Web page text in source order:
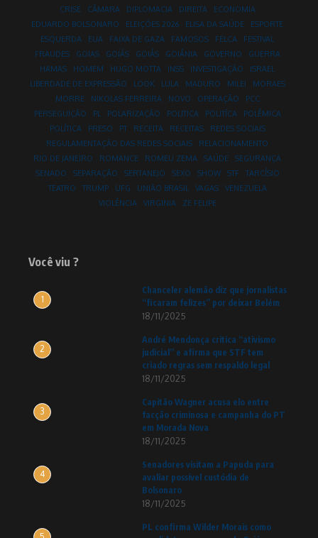
CRISE
CÂMARA DIPLOMACIA DIREITA
ECONOMIA
EDUARDO BOLSONARO
ELEIÇÕES 2026 ELISA DA SAÚDE
ESPORTE
ESQUERDA
EUA FAIXA DE GAZA FAMOSOS FELCA
FESTIVAL
FRAUDES
GOIAS GOIÁS GOIÁS GOIÂNIA GOVERNO
GUERRA
HAMAS
HOMEM HUGO MOTTA INSS INVESTIGAÇÃO
ISRAEL
LIBERDADE DE EXPRESSÃO
LOOK LULA MADURO MILEI
MORAES
MORRE
NIKOLAS FERREIRA NOVO OPERAÇÃO
PCC
PERSEGUIÇÃO
PL POLARIZAÇÃO POLITICA POLITÍCA
POLÊMICA
POLÍTICA
PRESO PT RECEITA RECEITAS
REDES SOCIAIS
REGULAMENTAÇÃO DAS REDES SOCIAIS
RELACIONAMENTO
RIO DE JANEIRO
ROMANCE ROMEU ZEMA SAÚDE
SEGURANÇA
SENADO
SEPARAÇÃO SERTANEJO SEXO SHOW STF
TARCÍSIO
TEATRO
TRUMP UFG UNIÃO BRASIL VAGAS
VENEZUELA
VIOLÊNCIA
VIRGINIA ZE FELIPE
Você viu ?
1
Chanceler alemão diz que jornalistas
“ficaram felizes” por deixar Belém
18/11/2025
2
André Mendonça critica “ativismo
judicial” e afirma que STF tem
criado regras sem respaldo legal
18/11/2025
3
Capitão Wagner acusa elo entre
facção criminosa e campanha do PT
em Morada Nova
18/11/2025
4
Senadores visitam a Papuda para
avaliar possível custódia de
Bolsonaro
18/11/2025
PL confirma Wilder Morais como